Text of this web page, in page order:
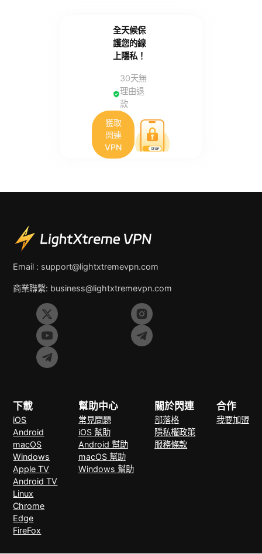
全天候保
護您的線
上隱私！
30天無
理由退
款
獲取
閃連
VPN
Email : support@lightxtremevpn.com
商業聯繫: business@lightxtremevpn.com
下載
iOS
Android
macOS
Windows
Apple TV
Android TV
Linux
Chrome
Edge
FireFox
幫助中心
常見問題
iOS 幫助
Android 幫助
macOS 幫助
Windows 幫助
關於閃連
部落格
隱私權政策
服務條款
合作
我要加盟